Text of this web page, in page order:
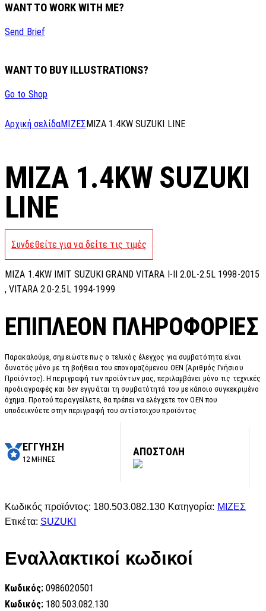
WANT TO WORK WITH ME?
Send Brief
WANT TO BUY ILLUSTRATIONS?
Go to Shop
Αρχική σελίδαΜΙΖΕΣ MIZA 1.4KW SUZUKI LINE
MIZA 1.4KW SUZUKI
LINE
Συνδεθείτε για να δείτε τις τιμές
MIZA 1.4KW IMIT SUZUKI GRAND VITARA I-II 2.0L-2.5L 1998-2015
, VITARA 2.0-2.5L 1994-1999
ΕΠΙΠΛΈΟΝ ΠΛΗΡΟΦΟΡΊΕΣ
Παρακαλούμε, σημειώστε πως ο τελικός έλεγχος για συμβατότητα είναι
δυνατός μόνο με τη βοήθεια του επονομαζόμενου OEN (Αριθμός Γνήσιου
Προϊόντος). Η περιγραφή των προϊόντων μας, περιλαμβάνει μόνο τις τεχνικές
προδιαγραφές και δεν εγγυάται τη συμβατότητά του με κάποιο συγκεκριμένο
όχημα. Προτού παραγγείλετε, θα πρέπει να ελέγχετε τον OEN που
υποδεικνύετε στην περιγραφή του αντίστοιχου προϊόντος
ΕΓΓΥΗΣΗ
12 ΜΗΝΕΣ
ΑΠΟΣΤΟΛΗ
Κωδικός προϊόντος: 180.503.082.130 Κατηγορία: ΜΙΖΕΣ
Ετικέτα: SUZUKI
Εναλλακτικοί κωδικοί
Κωδικός: 0986020501
Κωδικός: 180.503.082.130